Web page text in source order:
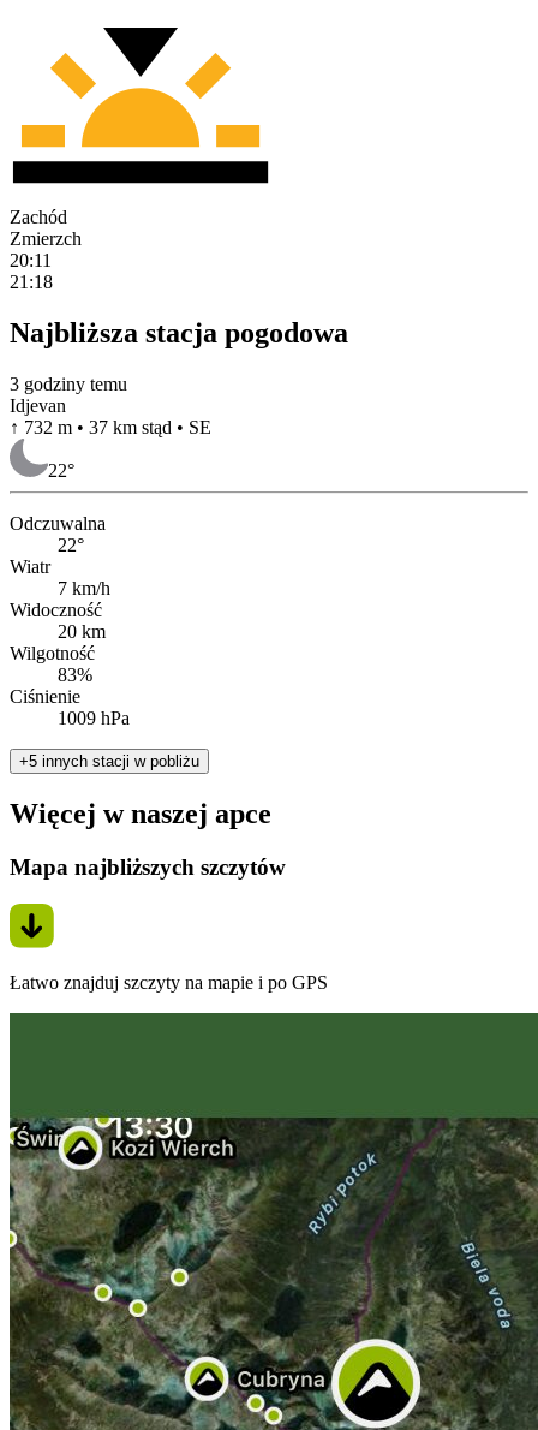
Zachód
Zmierzch
20:11
21:18
Najbliższa stacja pogodowa
3 godziny temu
Idjevan
↑ 732 m • 37 km stąd • SE
22°
Odczuwalna
22°
Wiatr
7 km/h
Widoczność
20 km
Wilgotność
83%
Ciśnienie
1009 hPa
+5 innych stacji w pobliżu
Więcej w naszej apce
Mapa najbliższych szczytów
Łatwo znajduj szczyty na mapie i po GPS